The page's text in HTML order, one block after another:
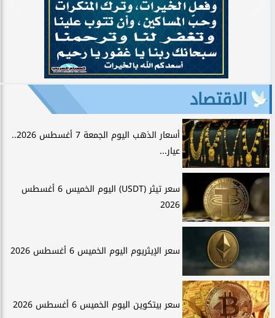
الاقتصاد
أسعار الذهب اليوم الجمعة 7 أغسطس 2026..
عيار...
سعر تيثر (USDT) اليوم الخميس 6 أغسطس
2026
سعر الإيثريوم اليوم الخميس 6 أغسطس 2026
سعر بيتكوين اليوم الخميس 6 أغسطس 2026